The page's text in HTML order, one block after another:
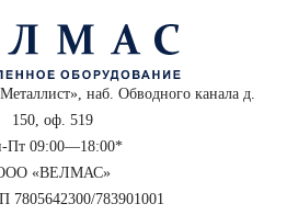
наб. Обводного канала д.
150, оф. 519
Пт 09:00—18:00*
«ВЕЛМАС»
783901001